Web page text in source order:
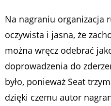
Na nagraniu organizacja
oczywista i jasna, że
można wręcz odebrać
doprowadzenia do
było, ponieważ Seat
dzięki czemu autor